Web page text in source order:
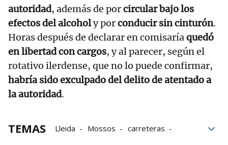
autoridad, además de porcircular bajo los
efectos del alcoholy porconducir sin cinturón.
Horas después de declarar en comisaríaquedó
en libertad con cargos, y al parecer, según el
rotativo ilerdense, que no lo puede confirmar,
habría sido exculpado del delito de atentado a
la autoridad.
TEMAS Lleida Mossos
carreteras